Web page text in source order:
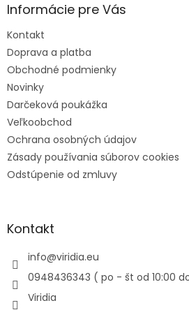
Informácie pre Vás
Kontakt
Doprava a platba
Obchodné podmienky
Novinky
Darčeková poukážka
Veľkoobchod
Ochrana osobných údajov
Zásady používania súborov cookies
Odstúpenie od zmluvy
Kontakt
info@viridia.eu
0948436343 ( po - št od 10:00
Viridia